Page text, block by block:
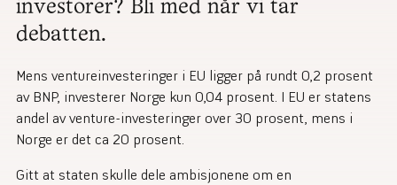
investorer? Bli med når vi tar
debatten.
Mens ventureinvesteringer i EU ligger på rundt 0,2 prosent
av BNP, investerer Norge kun 0,04 prosent. I EU er statens
andel av venture-investeringer over 30 prosent, mens i
Norge er det ca 20 prosent.
Gitt at staten skulle dele ambisjonene om en